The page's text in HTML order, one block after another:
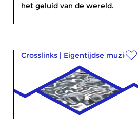
het geluid van de wereld.
Crosslinks | Eigentijdse muziek